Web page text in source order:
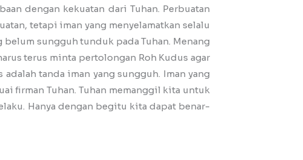
dengan kekuatan dari Tuhan. Perbuatan
tetapi iman yang menyelamatkan selalu
sungguh tunduk pada Tuhan. Menang
terus minta pertolongan Roh Kudus agar
tanda iman yang sungguh. Iman yang
firman Tuhan. Tuhan memanggil kita untuk
Hanya dengan begitu kita dapat benar-